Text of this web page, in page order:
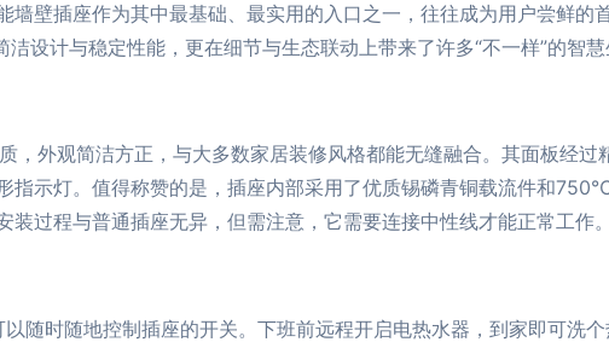
墙壁插座作为其中最基础、最实用的入口之一，往往成为用户尝鲜
设计与稳定性能，更在细节与生态联动上带来了许多“不一样”的智慧
，外观简洁方正，与大多数家居装修风格都能无缝融合。其面板经过
指示灯。值得称赞的是，插座内部采用了优质锡磷青铜载流件和
过程与普通插座无异，但需注意，它需要连接中性线才能正常工作。
随时随地控制插座的开关。下班前远程开启电热水器，到家即可洗